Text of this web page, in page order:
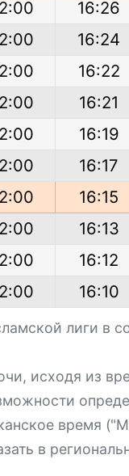
16:26
16:24
16:22
16:21
16:19
16:17
16:15
16:13
16:12
16:10
лиги в
исходя из
время
в